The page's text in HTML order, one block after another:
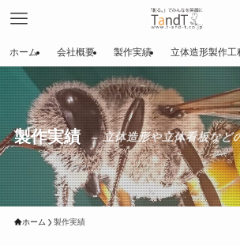
ホーム 会社概要 製作実績 立体造形製作工
製作実績 – 立体造形や立体看板など
ホーム 製作実績